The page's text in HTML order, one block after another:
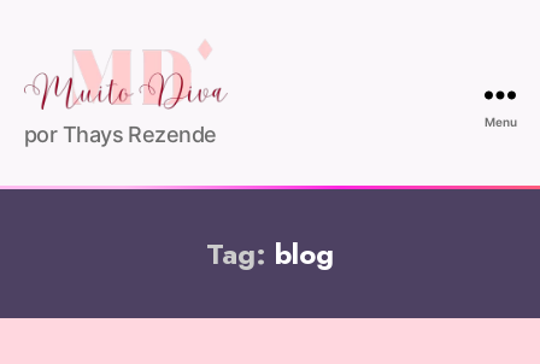
por Thays Rezende
Menu
Tag: blog